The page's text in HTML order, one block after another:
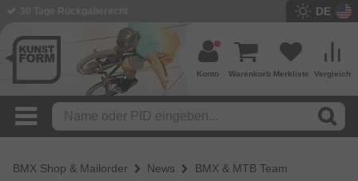
DE
Vergleich
Merkliste
Warenkorb
Konto
BMX Shop & Mailorder News BMX & MTB Team